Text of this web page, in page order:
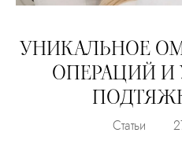
УНИКАЛЬНОЕ
ОПЕРАЦИЙ И
Статьи